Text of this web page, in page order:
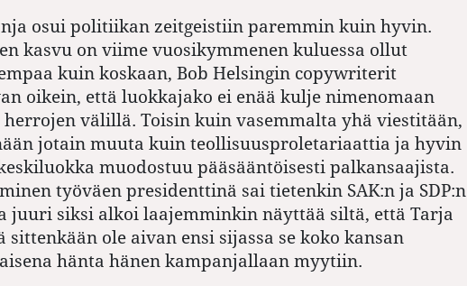
osui politiikan zeitgeistiin paremmin kuin hyvin.
kasvu on viime vuosikymmenen kuluessa ollut
kuin koskaan, Bob Helsingin copywriterit
oikein, että luokkajako ei enää kulje nimenomaan
välillä. Toisin kuin vasemmalta yhä viestitään,
jotain muuta kuin teollisuusproletariaattia ja hyvin
muodostuu pääsääntöisesti palkansaajista.
työväen presidenttinä sai tietenkin SAK:n ja SDP:n
juuri siksi alkoi laajemminkin näyttää siltä, että Tarja
sittenkään ole aivan ensi sijassa se koko kansan
hänta hänen kampanjallaan myytiin.